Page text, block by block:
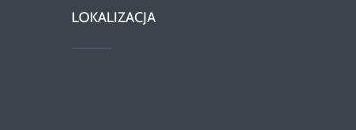
LOKALIZACJA